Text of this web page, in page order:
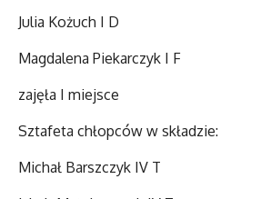
Julia Kożuch I D
Magdalena Piekarczyk I F
zajęła I miejsce
Sztafeta chłopców w składzie:
Michał Barszczyk IV T